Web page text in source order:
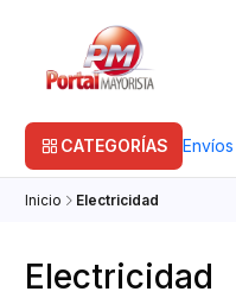
CATEGORÍAS
Inicio Electricidad
Electricidad